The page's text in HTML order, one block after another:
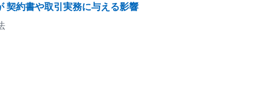
契約書や取引実務に与える影響